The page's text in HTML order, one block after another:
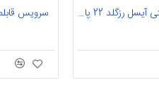
سرویس قابلمه گرانیتی آیسل رزگلد 22 پارچه آیدا